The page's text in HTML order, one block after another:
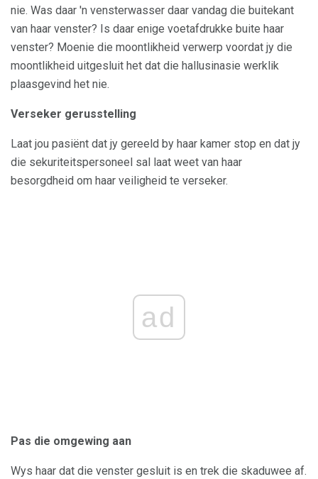
nie. Was daar 'n vensterwasser daar vandag die buitekant
van haar venster? Is daar enige voetafdrukke buite haar
venster? Moenie die moontlikheid verwerp voordat jy die
moontlikheid uitgesluit het dat die hallusinasie werklik
plaasgevind het nie.
Verseker gerusstelling
Laat jou pasiënt dat jy gereeld by haar kamer stop en dat jy
die sekuriteitspersoneel sal laat weet van haar
besorgdheid om haar veiligheid te verseker.
ad
Pas die omgewing aan
Wys haar dat die venster gesluit is en trek die skaduwee af.